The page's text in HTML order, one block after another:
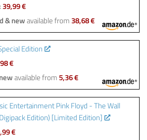
39,99 €
& newavailable from 38,68 €
Edition
€
available from 5,36 €
Entertainment Pink Floyd - The Wall
Edition) [Limited Edition]
€